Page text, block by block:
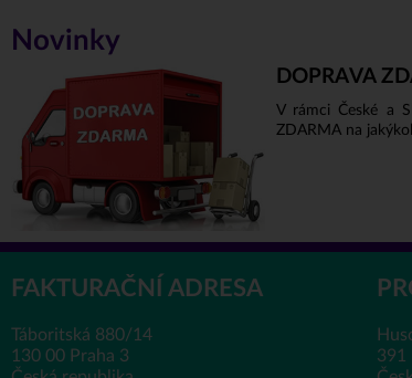
Novinky
DOPRAVA
V rámci České a
ZDARMA na
FAKTURAČNÍ ADRESA
Táboritská 880/14
130 00 Praha 3
391